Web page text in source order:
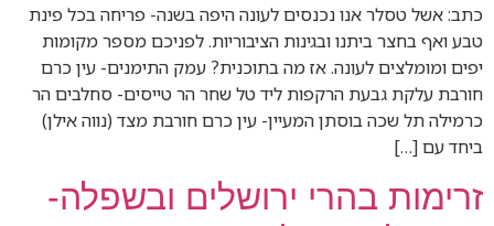
כתב: אשל טסלר אנו נכנסים לעונה היפה בשנה- פריחה בכל פינת
טבע ואף בחצר ביתנו ובגינות הציבוריות. לפניכם מספר מקומות
יפים ומומלצים לעונה. אז מה בתוכנית? עמק התימנים- עין כרם
חורבת עלקת גבעת הרקפות ליד טל שחר הר טייסים- סחלבים הר
כרמילה תל שכה בוסתן המעיין- עין כרם חורבת מצד (נווה אילן)
ביחד עם […]
זרימות בהרי ירושלים ובשפלה-